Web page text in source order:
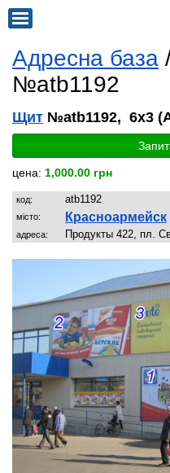
Адресна база
№atb1192
Щит №atb1192, 6x3
цена: 1,000.00 грн
код: atb1192
місто: Красноармейск
адреса: Продукты 422, пл.